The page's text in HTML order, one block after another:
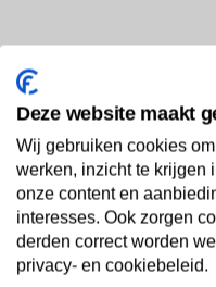
Deze website maakt
Wij gebruiken cookies
werken, inzicht te krijgen
onze content en
interesses. Ook zorgen
derden correct worden
privacy- en cookiebeleid.